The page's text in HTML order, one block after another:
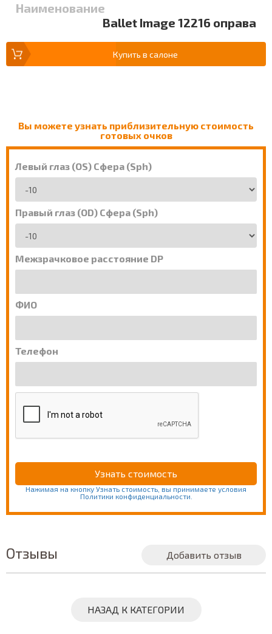
Наименование
Ballet Image 12216 оправа
Купить в салоне
Вы можете узнать приблизительную стоимость
готовых очков
Левый глаз (OS) Сфера (Sph)
Правый глаз (OD) Сфера (Sph)
Межзрачковое расстояние DP
ФИО
Телефон
Нажимая на кнопку Узнать стоимость, вы принимаете условия
Политики конфиденциальности.
Отзывы Добавить отзыв
НАЗАД К КАТЕГОРИИ